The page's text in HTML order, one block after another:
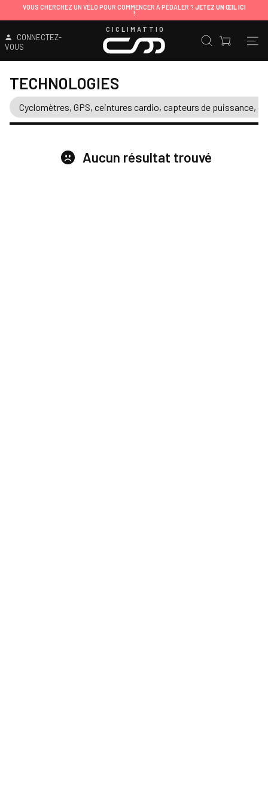
VOUS CHERCHEZ UN VÉLO POUR COMMENCER À PÉDALER ? JETEZ UN ŒIL ICI
!
CONNECTEZ-
VOUS
CICLIMATTIO
TECHNOLOGIES
Cyclomètres, GPS, ceintures cardio, capteurs de puissance,
Aucun résultat trouvé